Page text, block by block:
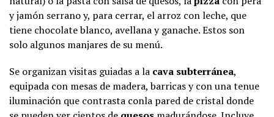
y jamón serrano y, para cerrar, el arroz con leche, que
tiene chocolate blanco, avellana y ganache. Estos son
solo algunos manjares de su menú.
Se organizan visitas guiadas a la cava subterránea,
equipada con mesas de madera, barricas y con una tenue
iluminación que contrasta conla pared de cristal donde